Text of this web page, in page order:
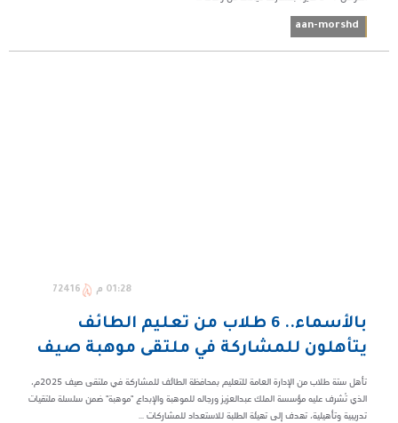
aan-morshd
01:28 م 72416
بالأسماء.. 6 طلاب من تعليم الطائف
يتأهلون للمشاركة في ملتقى موهبة صيف
تأهل ستة طلاب من الإدارة العامة للتعليم بمحافظة الطائف للمشاركة في ملتقى صيف 2025م،
الذي تُشرف عليه مؤسسة الملك عبدالعزيز ورجاله للموهبة والإبداع "موهبة" ضمن سلسلة ملتقيات
تدريبية وتأهيلية، تهدف إلى تهيئة الطلبة للاستعداد للمشاركات ...